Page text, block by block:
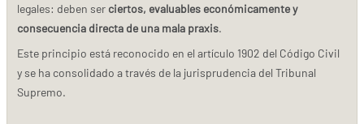
legales: deben ser ciertos, evaluables económicamente y
consecuencia directa de una mala praxis.
Este principio está reconocido en el artículo 1902 del Código Civil
y se ha consolidado a través de la jurisprudencia del Tribunal
Supremo.